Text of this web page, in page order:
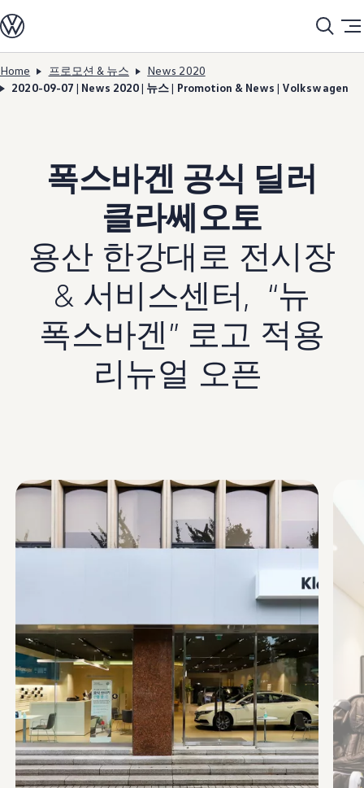
Skip to
main
Skip
to
ID. 모델
충전
ID. Technology & 배터리
폭스바겐의 전기차 전용 플랫폼 (MEB)
ID. Sound
지속 가능성
ID. 라이프 사이클 진단
재활용 공정
운전자 보조 시스템
안전 및 편의 사양
오너 & 서비스
My Volkswagen App
온라인 서비스 예약
사고수리 견적 서비스
서비스 및 부품
서비스 플러스
서비스 패키지
보증 연장 프로그램
모빌리티 개런티
장거리 운행
차량용
라이프스타일
프로모션 & 뉴스
뉴스
이달의 프로모션
폭스바겐 인증 중고차
FAQ
Home 프로모션 & 뉴스
News 2020
2020-09-07 | News 2020 | 뉴스 | Promotion & News | Volkswagen
폭스바겐 공식 딜러
클라쎄오토
용산 한강대로 전시장
& 서비스센터, “뉴
폭스바겐” 로고 적용
리뉴얼 오픈
Enable fullscreen mode